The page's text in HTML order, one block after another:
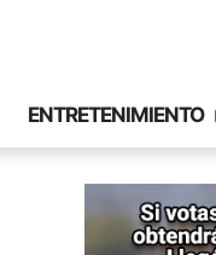
ENTRETENIMIENTO